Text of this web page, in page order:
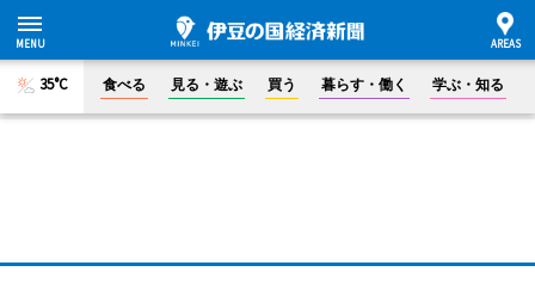
35°C 食べる 見る・遊ぶ 買う 暮らす・働く 学ぶ・知る